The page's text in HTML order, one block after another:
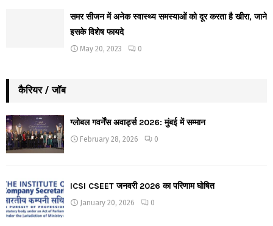
समर सीजन में अनेक स्वास्थ्य समस्याओं को दूर करता है खीरा, जाने
इसके विशेष फायदे
May 20, 2023 0
कैरियर / जॉब
ग्लोबल गवर्नेंस अवार्ड्स 2026: मुंबई में सम्मान
February 28, 2026 0
ICSI CSEET जनवरी 2026 का परिणाम घोषित
January 20, 2026 0